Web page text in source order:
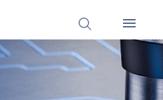
